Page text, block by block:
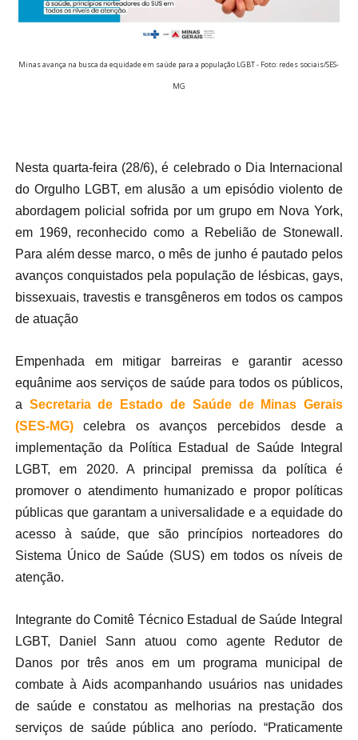
Minas avança na busca da equidade em saúde para a população LGBT - Foto: redes sociais/SES-
MG
Nesta quarta-feira (28/6), é celebrado o Dia Internacional
do Orgulho LGBT, em alusão a um episódio violento de
abordagem policial sofrida por um grupo em Nova York,
em 1969, reconhecido como a Rebelião de Stonewall.
Para além desse marco, o mês de junho é pautado pelos
avanços conquistados pela população de lésbicas, gays,
bissexuais, travestis e transgêneros em todos os campos
de atuação
Empenhada em mitigar barreiras e garantir acesso
equânime aos serviços de saúde para todos os públicos,
a Secretaria de Estado de Saúde de Minas Gerais
(SES-MG)celebra os avanços percebidos desde a
implementação da Política Estadual de Saúde Integral
LGBT, em 2020. A principal premissa da política é
promover o atendimento humanizado e propor políticas
públicas que garantam a universalidade e a equidade do
acesso à saúde, que são princípios norteadores do
Sistema Único de Saúde (SUS) em todos os níveis de
atenção.
Integrante do Comitê Técnico Estadual de Saúde Integral
LGBT, Daniel Sann atuou como agente Redutor de
Danos por três anos em um programa municipal de
combate à Aids acompanhando usuários nas unidades
de saúde e constatou as melhorias na prestação dos
serviços de saúde pública ano período. “Praticamente